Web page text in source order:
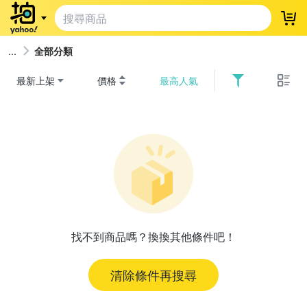
登
全部分類
最新上架 價格 最高人氣
找不到商品嗎？換換其他條件吧！
清除條件再搜尋